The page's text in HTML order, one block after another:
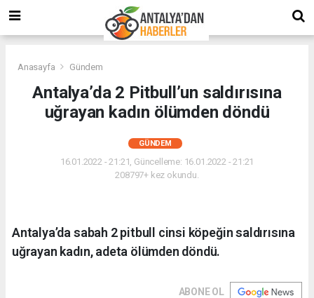
Anasayfa Gündem
Antalya’da 2 Pitbull’un saldırısına
uğrayan kadın ölümden döndü
GÜNDEM
16.01.2022 - 21:21, Güncelleme: 16.01.2022 - 21:21
208797+ kez okundu.
Antalya’da sabah 2 pitbull cinsi köpeğin saldırısına
uğrayan kadın, adeta ölümden döndü.
ABONE OL